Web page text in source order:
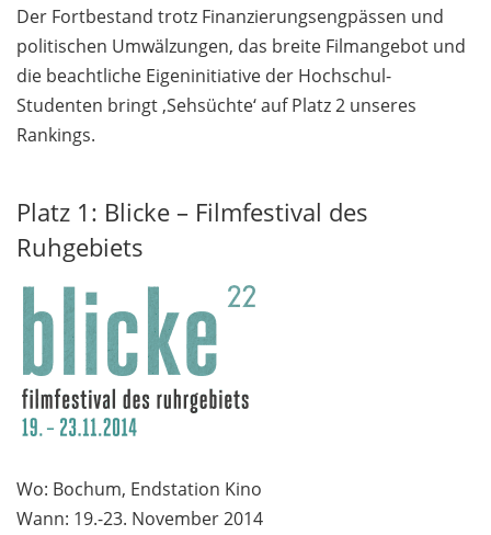
Der Fortbestand trotz Finanzierungsengpässen und
politischen Umwälzungen, das breite Filmangebot und
die beachtliche Eigeninitiative der Hochschul-
Studenten bringt ‚Sehsüchte‘ auf Platz 2 unseres
Rankings.
Platz 1: Blicke – Filmfestival des
Ruhgebiets
Wo: Bochum, Endstation Kino
Wann: 19.-23. November 2014